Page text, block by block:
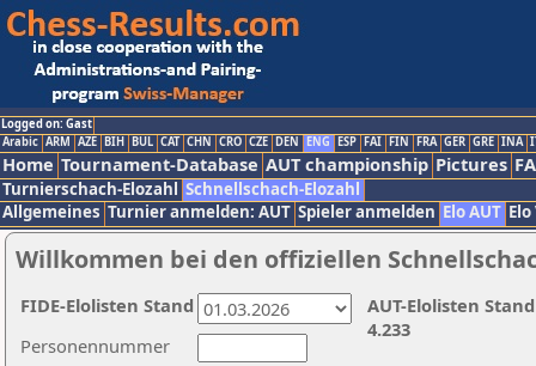
Logged on: Gast
Arabic ARM AZE BIH BUL CAT CHN CRO CZE DEN ENG ESP FAI FIN FRA GER GRE INA
Home Tournament-Database AUT championship Pictures
Turnierschach-Elozahl Schnellschach-Elozahl
Allgemeines Turnier anmelden: AUT Spieler anmelden Elo AUT
Willkommen bei den offiziellen
Personennummer
AUT-Elolisten
4.233
FIDE-Elolisten Stand